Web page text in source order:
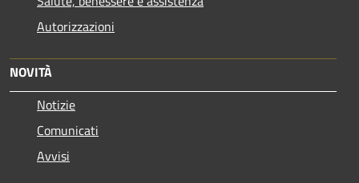
Autorizzazioni
NOVITÀ
Notizie
Comunicati
Avvisi